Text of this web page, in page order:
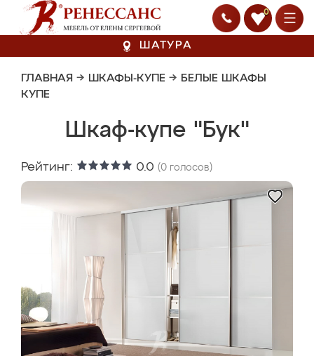
0
ШАТУРА
ГЛАВНАЯ → ШКАФЫ-КУПЕ → БЕЛЫЕ ШКАФЫ
КУПЕ
Шкаф-купе "Бук"
Рейтинг: 0.0 (0 голосов)